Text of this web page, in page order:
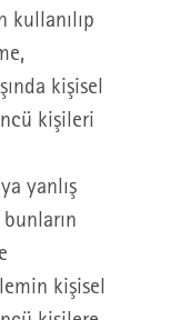
kullanılıp
kişisel
kişileri
yanlış
kişisel